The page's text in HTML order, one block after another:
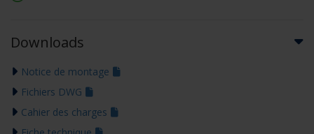
Downloads
Notice de montage
Fichiers DWG
Cahier des charges